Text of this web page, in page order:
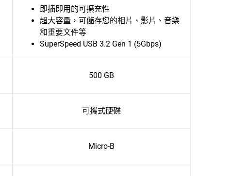
即插即用的可擴充性
超大容量，可儲存您的相片、影片、音樂
和重要文件等
SuperSpeed USB 3.2 Gen 1 (5Gbps)
500 GB
可攜式硬碟
Micro-B